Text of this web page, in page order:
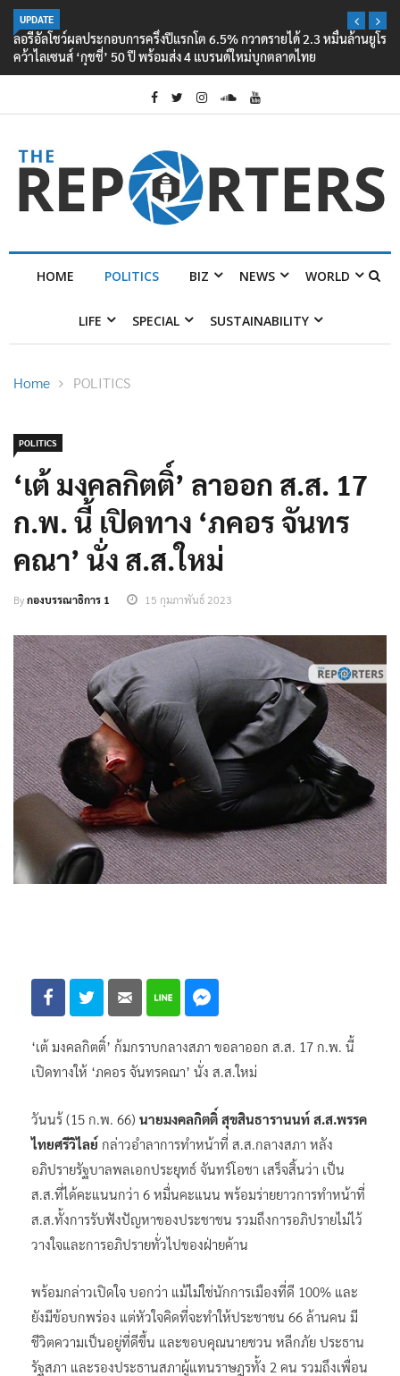
UPDATE
ลอรีอัลโชว์ผลประกอบการครึ่งปีแรกโต 6.5% กวาดรายได้ 2.3 หมื่นล้านยูโร
คว้าไลเซนส์ ‘กุชชี่’ 50 ปี พร้อมส่ง 4 แบรนด์ใหม่บุกตลาดไทย
HOME POLITICS BIZ NEWS WORLD
LIFE SPECIAL SUSTAINABILITY
Home POLITICS
POLITICS
‘เต้ มงคลกิตติ์’ ลาออก ส.ส. 17
ก.พ. นี้ เปิดทาง ‘ภคอร จันทร
คณา’ นั่ง ส.ส.ใหม่
Byกองบรรณาธิการ 1 15 กุมภาพันธ์ 2023
‘เต้ มงคลกิตติ์’ ก้มกราบกลางสภา ขอลาออก ส.ส. 17 ก.พ. นี้
เปิดทางให้ ‘ภคอร จันทรคณา’ นั่ง ส.ส.ใหม่
วันนร้ (15 ก.พ. 66) นายมงคลกิตติ์ สุขสินธารานนท์ ส.ส.พรรค
ไทยศรีวิไลย์ กล่าวอำลาการทำหน้าที่ ส.ส.กลางสภา หลัง
อภิปรายรัฐบาลพลเอกประยุทธ์ จันทร์โอชา เสร็จสิ้นว่า เป็น
ส.ส.ที่ได้คะแนนกว่า 6 หมื่นคะแนน พร้อมร่ายยาวการทำหน้าที่
ส.ส.ทั้งการรับฟังปัญหาของประชาชน รวมถึงการอภิปรายไม่ไว้
วางใจและการอภิปรายทั่วไปของฝ่ายค้าน
พร้อมกล่าวเปิดใจ บอกว่า แม้ไม่ใช่นักการเมืองที่ดี 100% และ
ยังมีข้อบกพร่อง แต่หัวใจคิดที่จะทำให้ประชาชน 66 ล้านคน มี
ชีวิตความเป็นอยู่ที่ดีขึ้น และขอบคุณนายชวน หลีกภัย ประธาน
รัฐสภา และรองประธานสภาผู้แทนราษฎรทั้ง 2 คน รวมถึงเพื่อน